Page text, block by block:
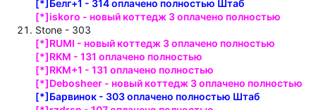
[*]Белг+1 - 314 оплачено полностью Штаб
[*]iskoro - новый коттедж 3 оплачено полностью
Stone - 303
[*]RUMI - новый коттедж 3 оплачено полностью
[*]RKM - 131 оплачено полностью
[*]RKM+1 - 131 оплачено полностью
[*]Debosheer - новый коттедж 3 оплачено полностью
[*]Барвинок - 303 оплачено полностью Штаб